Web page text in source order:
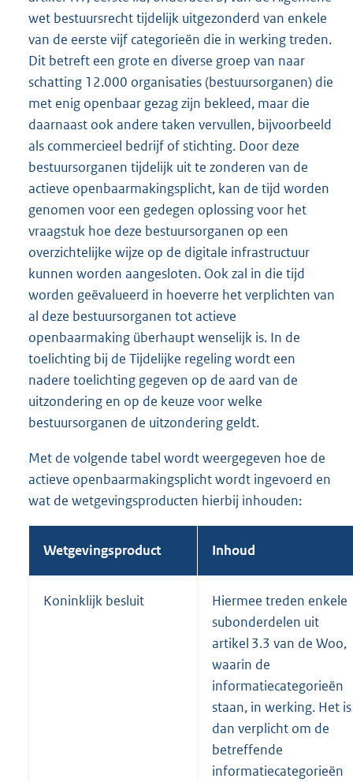
wet bestuursrecht tijdelijk uitgezonderd van enkele
van de eerste vijf categorieën die in werking treden.
Dit betreft een grote en diverse groep van naar
schatting 12.000 organisaties (bestuursorganen) die
met enig openbaar gezag zijn bekleed, maar die
daarnaast ook andere taken vervullen, bijvoorbeeld
als commercieel bedrijf of stichting. Door deze
bestuursorganen tijdelijk uit te zonderen van de
actieve openbaarmakingsplicht, kan de tijd worden
genomen voor een gedegen oplossing voor het
vraagstuk hoe deze bestuursorganen op een
overzichtelijke wijze op de digitale infrastructuur
kunnen worden aangesloten. Ook zal in die tijd
worden geëvalueerd in hoeverre het verplichten van
al deze bestuursorganen tot actieve
openbaarmaking überhaupt wenselijk is. In de
toelichting bij de Tijdelijke regeling wordt een
nadere toelichting gegeven op de aard van de
uitzondering en op de keuze voor welke
bestuursorganen de uitzondering geldt.
Met de volgende tabel wordt weergegeven hoe de
actieve openbaarmakingsplicht wordt ingevoerd en
wat de wetgevingsproducten hierbij inhouden:
Wetgevingsproduct Inhoud
Koninklijk besluit
Hiermee treden enkele
subonderdelen uit
artikel 3.3 van de Woo,
waarin de
informatiecategorieën
staan, in werking. Het is
dan verplicht om de
betreffende
informatiecategorieën